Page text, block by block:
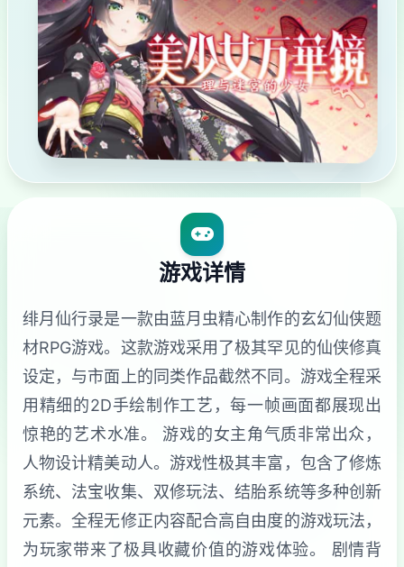
游戏详情
绯月仙行录是一款由蓝月虫精心制作的玄幻仙侠题
材RPG游戏。这款游戏采用了极其罕见的仙侠修真
设定，与市面上的同类作品截然不同。游戏全程采
用精细的2D手绘制作工艺，每一帧画面都展现出
惊艳的艺术水准。 游戏的女主角气质非常出众，
人物设计精美动人。游戏性极其丰富，包含了修炼
系统、法宝收集、双修玩法、结胎系统等多种创新
元素。全程无修正内容配合高自由度的游戏玩法，
为玩家带来了极具收藏价值的游戏体验。 剧情背